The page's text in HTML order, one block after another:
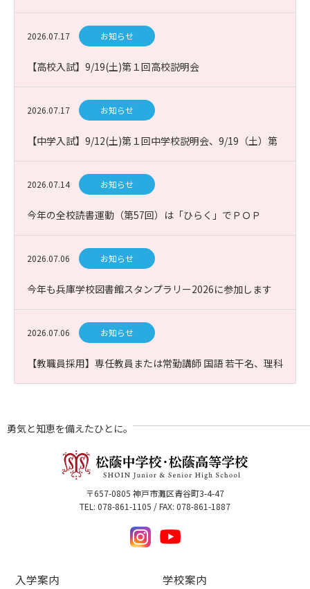
2026.07.17 お知らせ
【高校入試】9/19(土)第１回高校説明会
2026.07.17 お知らせ
【中学入試】9/12(土)第１回中学校説明会、9/19（土）第
１回課題図書プレゼン入試説明会
2026.07.14 お知らせ
今年の全校読書運動（第57回）は「ひらく」でＰＯＰ
2026.07.06 お知らせ
今年も兵庫学校図書館スタンプラリー2026に参加します
2026.07.06 お知らせ
【教職員採用】専任教員または常勤講師 国語 若干名、理科
勇気と知恵を備えたひとに。
〒657-0805 神戸市灘区青谷町3-4-47
TEL: 078-861-1105 / FAX: 078-861-1887
入学案内 学校案内